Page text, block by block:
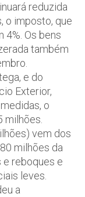
reduzida
o imposto, que
4%. Os bens
também
e do
Exterior,
o
milhões.
vem dos
milhões da
reboques e
leves.
a